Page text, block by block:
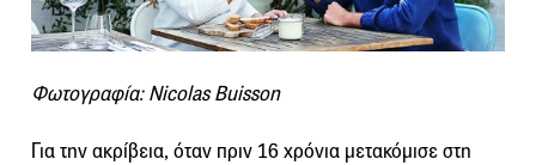
Φωτογραφία: Nicolas Buisson
Για την ακρίβεια, όταν πριν 16 χρόνια μετακόμισε στη